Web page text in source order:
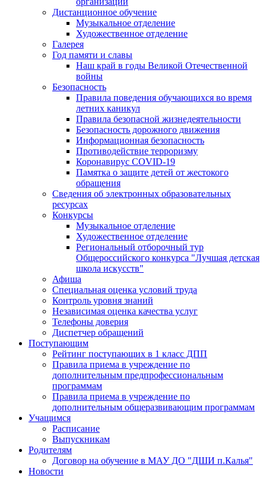
Дистанционное обучение
Музыкальное отделение
Художественное отделение
Галерея
Год памяти и славы
Наш край в годы Великой Отечественной
войны
Безопасность
Правила поведения обучающихся во время
летних каникул
Правила безопасной жизнедеятельности
Безопасность дорожного движения
Информационная безопасность
Противодействие терроризму
Коронавирус COVID-19
Памятка о защите детей от жестокого
обращения
Сведения об электронных образовательных
ресурсах
Конкурсы
Музыкальное отделение
Художественное отделение
Региональный отборочный тур
Общероссийского конкурса "Лучшая детская
школа искусств"
Афиша
Специальная оценка условий труда
Контроль уровня знаний
Независимая оценка качества услуг
Телефоны доверия
Диспетчер обращений
Поступающим
Рейтинг поступающих в 1 класс ДПП
Правила приема в учреждение по
дополнительным предпрофессиональным
программам
Правила приема в учреждение по
дополнительным общеразвивающим программам
Учащимся
Расписание
Выпускникам
Родителям
Договор на обучение в МАУ ДО "ДШИ п.Калья"
Новости